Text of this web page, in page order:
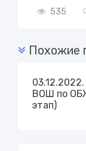
535
Похожие
ВОШ по
этап)